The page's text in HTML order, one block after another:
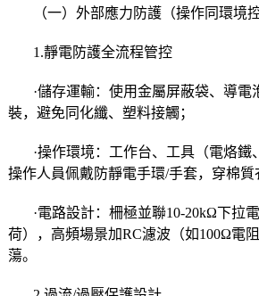
（一）外部應力防護（操作同環境控
1.靜電防護全流程管控
·儲存運輸：使用金屬屏蔽袋、導電
裝，避免同化纖、塑料接觸；
·操作環境：工作台、工具（電烙鐵
操作人員佩戴防靜電手環/手套，穿棉質
·電路設計：柵極並聯10-20kΩ下拉
荷），高頻場景加RC濾波（如100Ω電
蕩。